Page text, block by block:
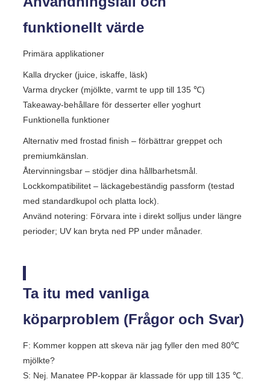
funktionellt värde
Primära applikationer
Kalla drycker (juice, iskaffe, läsk)
Varma drycker (mjölkte, varmt te upp till 135 ℃)
Takeaway-behållare för desserter eller yoghurt
Funktionella funktioner
Alternativ med frostad finish – förbättrar greppet och
premiumkänslan.
Återvinningsbar – stödjer dina hållbarhetsmål.
Lockkompatibilitet – läckagebeständig passform (testad
med standardkupol och platta lock).
Använd notering: Förvara inte i direkt solljus under längre
perioder; UV kan bryta ned PP under månader.
Ta itu med vanliga
köparproblem (Frågor och Svar)
F: Kommer koppen att skeva när jag fyller den med 80℃
mjölkte?
S: Nej. Manatee PP-koppar är klassade för upp till 135 ℃.